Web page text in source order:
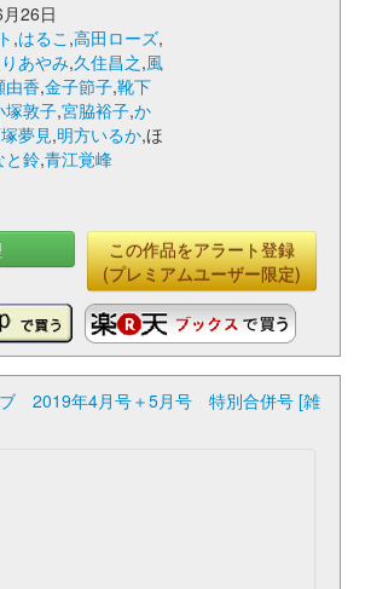
26日
,はるこ ,高田ローズ,
あやみ,久住昌之,風
由香,金子節子,靴下
塚敦子,宮脇裕子,か
夢見,明方いるか,ほ
と鈴,青江覚峰
この作品をアラート登録
(プレミアムユーザー限定)
ブ 2019年4月号＋5月号 特別合併号 [雑